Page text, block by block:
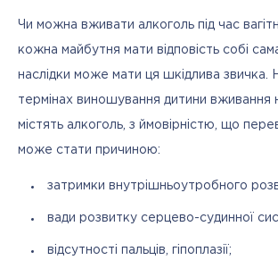
Чи можна вживати алкоголь під час
кожна майбутня мати відповість собі
наслідки може мати ця шкідлива звичка.
термінах виношування дитини вживання
містять алкоголь, з ймовірністю, що
може стати причиною:
затримки внутрішньоутробного
вади розвитку серцево-судинної
відсутності пальців, гіпоплазії;